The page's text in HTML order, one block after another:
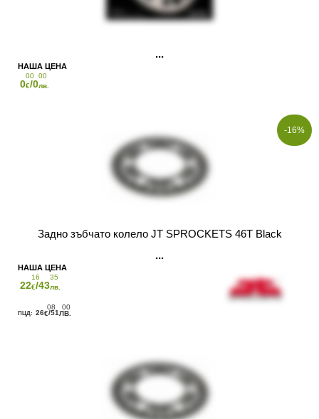
0
00
€/0
00
лв.
-16%
Задно зъбчато колело JT SPROCKETS 46T Black
22
16
€/43
35
лв.
26
08
€/51
00
ЛВ.